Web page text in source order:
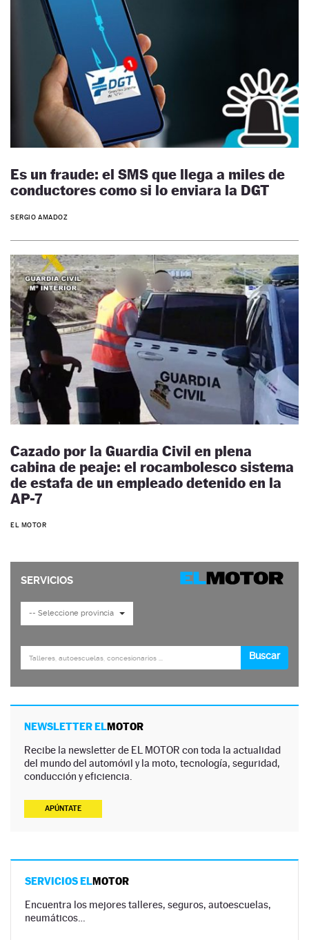
Es un fraude: el SMS que llega a miles de
conductores como si lo enviara la DGT
SERGIO AMADOZ
Cazado por la Guardia Civil en plena
cabina de peaje: el rocambolesco sistema
de estafa de un empleado detenido en la
AP-7
EL MOTOR
NEWSLETTER ELMOTOR
Recibe la newsletter de EL MOTOR con toda la actualidad
del mundo del automóvil y la moto, tecnología, seguridad,
conducción y eficiencia.
APÚNTATE
SERVICIOS ELMOTOR
Encuentra los mejores talleres, seguros, autoescuelas,
neumáticos…